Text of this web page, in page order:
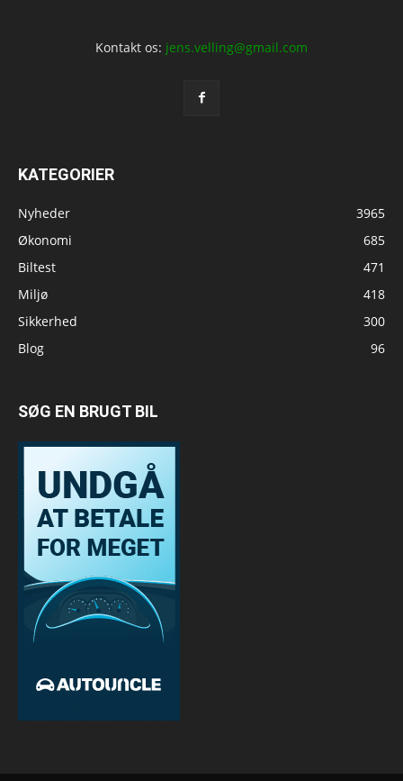
Kontakt os: jens.velling@gmail.com
KATEGORIER
Nyheder
3965
Økonomi
685
Biltest
471
Miljø
418
Sikkerhed
300
Blog
96
SØG EN BRUGT BIL